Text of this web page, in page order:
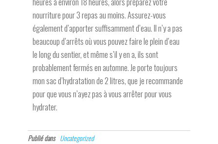
nourriture pour 3 repas au moins. Assurez-vous
également d’apporter suffisamment d’eau. Il n’y a pas
beaucoup d’arrêts où vous pouvez faire le plein d’eau
le long du sentier, et même s’il y en a, ils sont
probablement fermés en automne. Je porte toujours
mon sac d’hydratation de 2 litres, que je recommande
pour que vous n’ayez pas à vous arrêter pour vous
hydrater.
Publié dans Uncategorized